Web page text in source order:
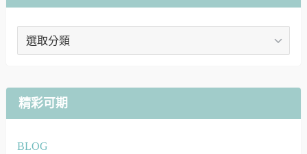
文
圖
精彩可期
BLOG